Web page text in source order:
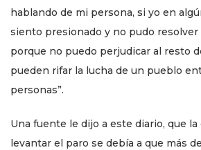
hablando de mi persona, si yo en
siento presionado y no pudo resolver
porque no puedo perjudicar al resto
pueden rifar la lucha de un pueblo
personas”.
Una fuente le dijo a este diario, que
levantar el paro se debía a que más